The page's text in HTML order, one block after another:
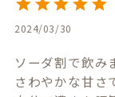
2024/03/30
ソーダ割で飲み
さわやかな甘さ